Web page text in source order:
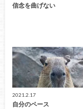
信念を曲げない
2021.2.17
自分のペース